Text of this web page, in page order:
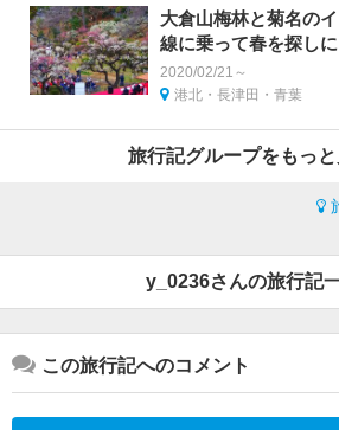
大倉山梅林と菊名の
線に乗って春を探しに
2020/02/21～
港北・長津田・青葉
旅行記グループをもっ
y_0236さんの旅行記
この旅行記へのコメント